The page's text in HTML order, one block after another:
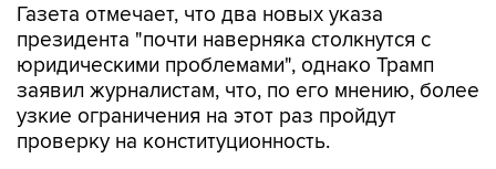
Газета отмечает, что два новых указа
президента "почти наверняка столкнутся с
юридическими проблемами", однако Трамп
заявил журналистам, что, по его мнению, более
узкие ограничения на этот раз пройдут
проверку на конституционность.